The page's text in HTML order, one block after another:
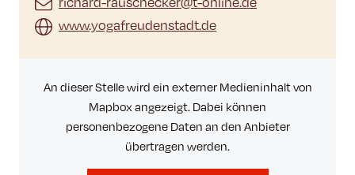
www.yogafreudenstadt.de
An dieser Stelle wird ein externer Medieninhalt von
Mapbox angezeigt. Dabei können
personenbezogene Daten an den Anbieter
übertragen werden.